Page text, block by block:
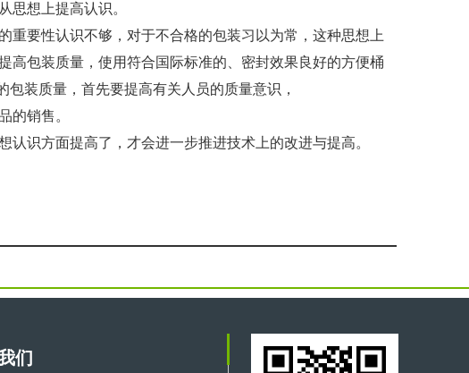
思想上提高认识。
要性认识不够，对于不合格的包装习以为常，这种思想上
高包装质量，使用符合国际标准的、密封效果良好的方便桶
装质量，首先要提高有关人员的质量意识，
的销售。
识方面提高了，才会进一步推进技术上的改进与提高。
们